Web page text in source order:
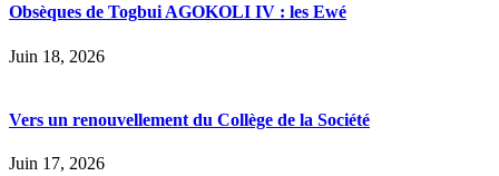
Obsèques de Togbui AGOKOLI IV : les Ewé
Juin 18, 2026
Vers un renouvellement du Collège de la Société
Juin 17, 2026